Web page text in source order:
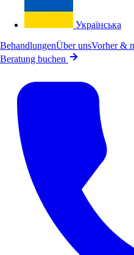
Українська
BehandlungenÜber unsVorher &
Beratung buchen